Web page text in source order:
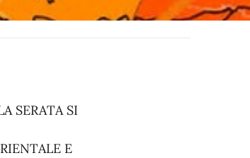
SERATA SI
E